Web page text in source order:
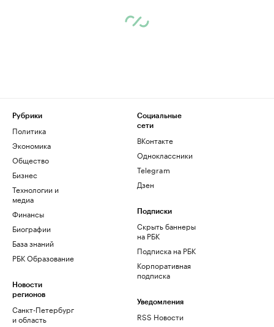
Рубрики
Политика
Экономика
Общество
Бизнес
Технологии и
медиа
Финансы
Биографии
База знаний
РБК Образование
Новости
регионов
Санкт-Петербург
и область
Социальные
сети
ВКонтакте
Одноклассники
Telegram
Дзен
Подписки
Скрыть баннеры
на РБК
Подписка на РБК
Корпоративная
подписка
Уведомления
RSS Новости